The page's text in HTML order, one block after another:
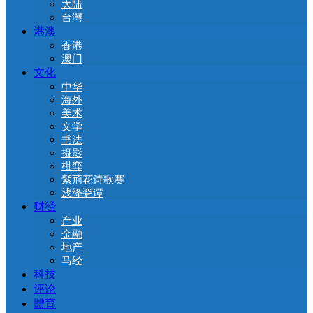
大陆
台灣
港澳
香港
澳门
文化
中华
海外
美术
文学
书法
摄影
棋弈
紫荊花诗歌赛
浅绛瓷谭
财经
产业
金融
地产
马经
科技
评论
體育